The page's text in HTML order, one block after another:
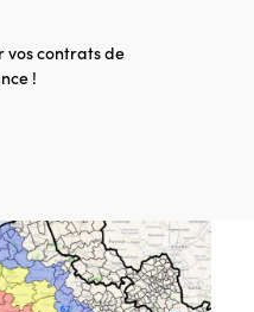
vos contrats de
!